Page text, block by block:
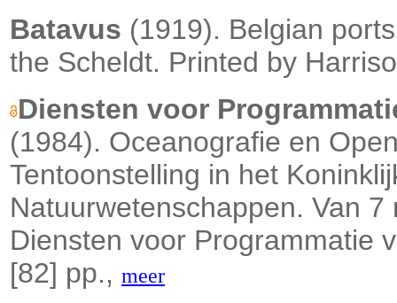
Batavus (1919). Belgian
the Scheldt. Printed by
Diensten voor
(1984). Oceanografie en
Tentoonstelling in het
Natuurwetenschappen. Van
Diensten voor Programmatie
[82] pp., meer